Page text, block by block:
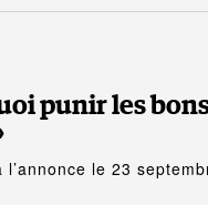
punir les
l’annonce le 23